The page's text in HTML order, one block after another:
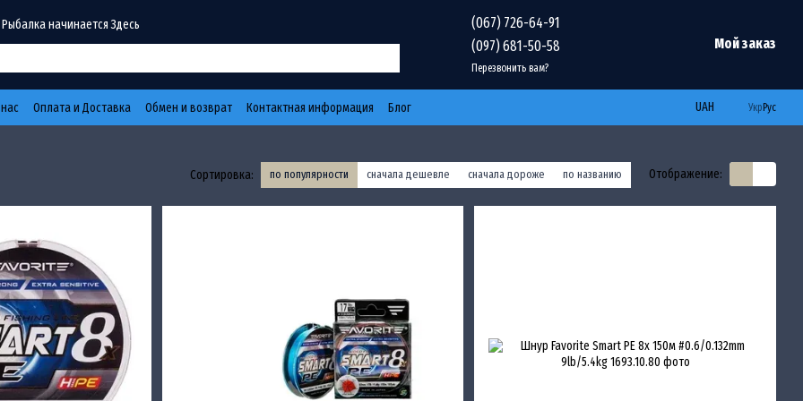
начинается Здесь
(067) 726-64-91
(097) 681-50-58
Перезвонить вам?
Мой заказ
Оплата и Доставка Обмен и возврат Контактная информация Блог UAH Укр Рус
Сортировка: по популярности сначала дешевле сначала дороже по названию Отображение: